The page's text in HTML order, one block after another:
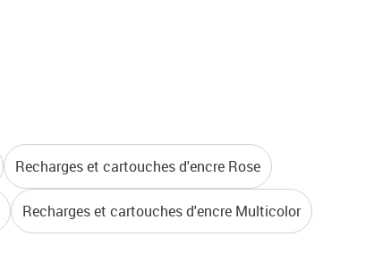
Recharges et cartouches d'encre Rose
Recharges et cartouches d'encre Multicolor